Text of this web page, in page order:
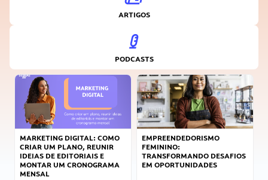
ARTIGOS
PODCASTS
MARKETING DIGITAL: COMO
CRIAR UM PLANO, REUNIR
IDEIAS DE EDITORIAIS E
MONTAR UM CRONOGRAMA
MENSAL
EMPREENDEDORISMO
FEMININO:
TRANSFORMANDO DESAFIOS
EM OPORTUNIDADES